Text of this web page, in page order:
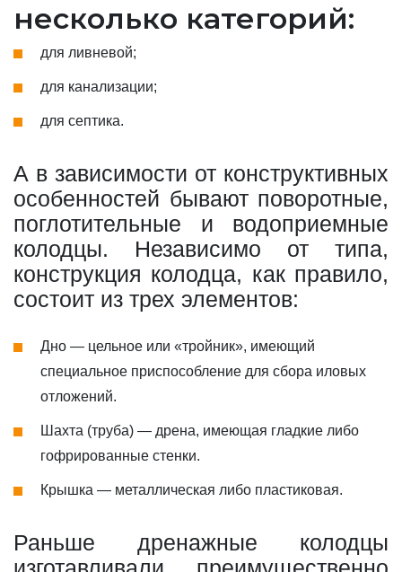
несколько категорий:
для ливневой;
для канализации;
для септика.
А в зависимости от конструктивных
особенностей бывают поворотные,
поглотительные и водоприемные
колодцы. Независимо от типа,
конструкция колодца, как правило,
состоит из трех элементов:
Дно — цельное или «тройник», имеющий
специальное приспособление для сбора иловых
отложений.
Шахта (труба) — дрена, имеющая гладкие либо
гофрированные стенки.
Крышка — металлическая либо пластиковая.
Раньше дренажные колодцы